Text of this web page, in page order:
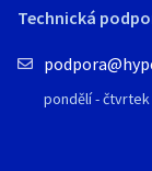
Technická
pondělí - čtvrtek